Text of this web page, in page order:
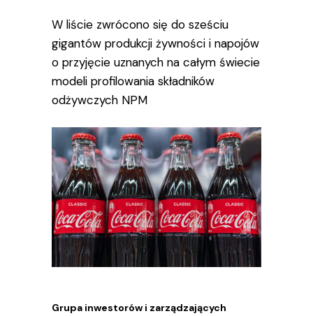
W liście zwrócono się do sześciu
gigantów produkcji żywności i napojów
o przyjęcie uznanych na całym świecie
modeli profilowania składników
odżywczych NPM
Grupa inwestorów i zarządzających